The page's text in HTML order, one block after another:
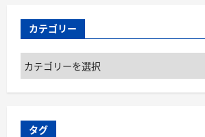
カテゴリー
カ
テ
ゴ
ー
タグ